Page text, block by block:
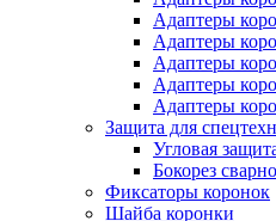
Адаптеры
Адаптеры
Адаптеры
Адаптеры
Адаптеры
Защита для
Угловая
Бокорез
Фиксаторы коронок
Шайба коронки